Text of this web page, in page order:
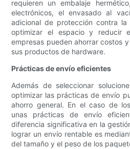
requieren un embalaje
electrónicos, el envasado al
adicional de protección contra
optimizar el espacio y reducir
empresas pueden ahorrar costos
sus productos de hardware.
Prácticas de envío eficientes
Además de seleccionar
optimizar las prácticas de envío
ahorro general. En el caso de
unas prácticas de envío
diferencia significativa en la
lograr un envío rentable es
del tamaño y el peso de los